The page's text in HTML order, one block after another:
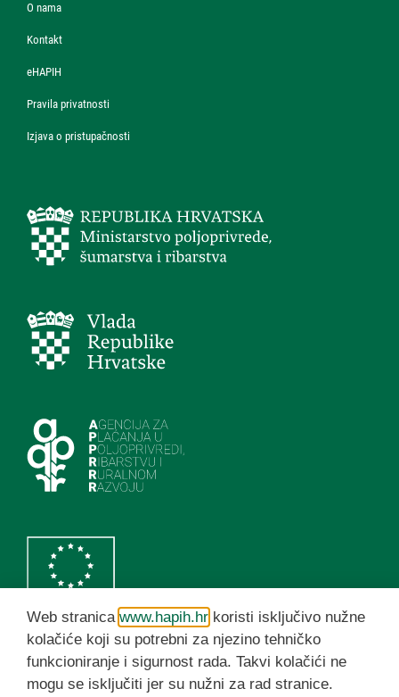
O nama
Kontakt
eHAPIH
Pravila privatnosti
Izjava o pristupačnosti
HAPIH YouTube kanal
Web stranica www.hapih.hr koristi isključivo nužne
kolačiće koji su potrebni za njezino tehničko
funkcioniranje i sigurnost rada. Takvi kolačići ne
mogu se isključiti jer su nužni za rad stranice.